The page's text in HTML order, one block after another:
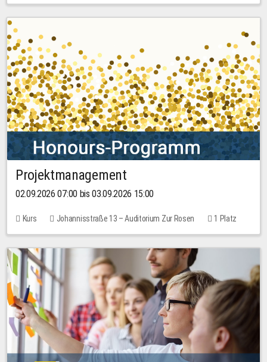
Projektmanagement
02.09.2026 07:00 bis 03.09.2026 15:00
Kurs Johannisstraße 13 – Auditorium Zur Rosen 1 Platz